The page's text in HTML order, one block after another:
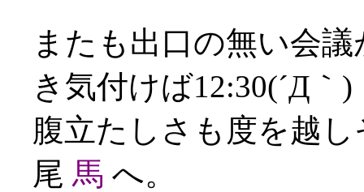
またも出口の無い会
き気付けば12:30(´Д｀)
腹立たしさも度を越
尾 馬 へ。